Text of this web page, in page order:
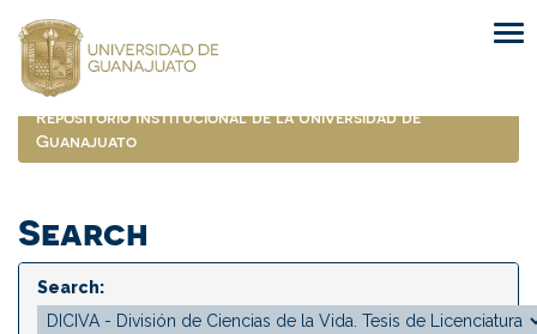
navigation
Repositorio Institucional de la Universidad de
Guanajuato
Search
Search: